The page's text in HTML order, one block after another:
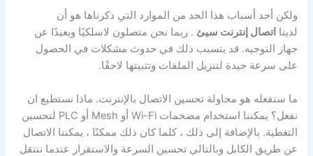
ولكن أحد أسباب هذا الحد من الموارد التي ذكرناها هو أن
لدينا اتصال إنترنت سيئ . ربما نحن متصلون لاسلكيًا وبعيدًا عن
جهاز التوجيه. قد يتسبب ذلك في حدوث مشكلات في الحصول
على سرعة جيدة لتنزيل الملفات وتثبيتها لاحقًا.
ما سنفعله هو محاولة تحسين الاتصال بالإنترنت. ماذا نستطيع ان
نفعل؟ يمكننا استخدام مضخمات Wi-Fi أو Mesh أو PLC لتحسين
التغطية. بالإضافة إلى ذلك ، كلما كان ذلك ممكنًا ، يمكننا الاتصال
عن طريق الكابل وبالتالي تحسين السرعة والاستقرار عندما ننتقل